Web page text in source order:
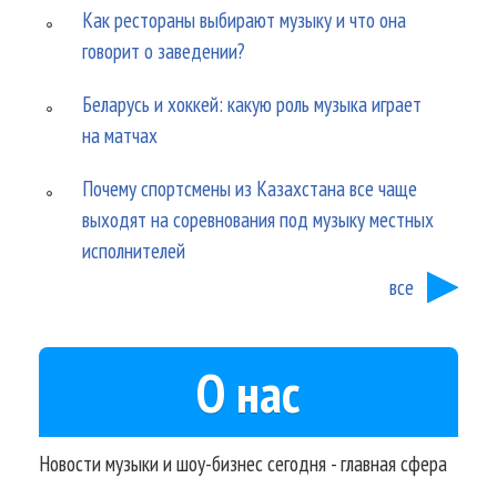
Как рестораны выбирают музыку и что она
говорит о заведении?
Беларусь и хоккей: какую роль музыка играет
на матчах
Почему спортсмены из Казахстана все чаще
выходят на соревнования под музыку местных
исполнителей
все
О нас
Новости музыки и шоу-бизнес сегодня - главная сфера